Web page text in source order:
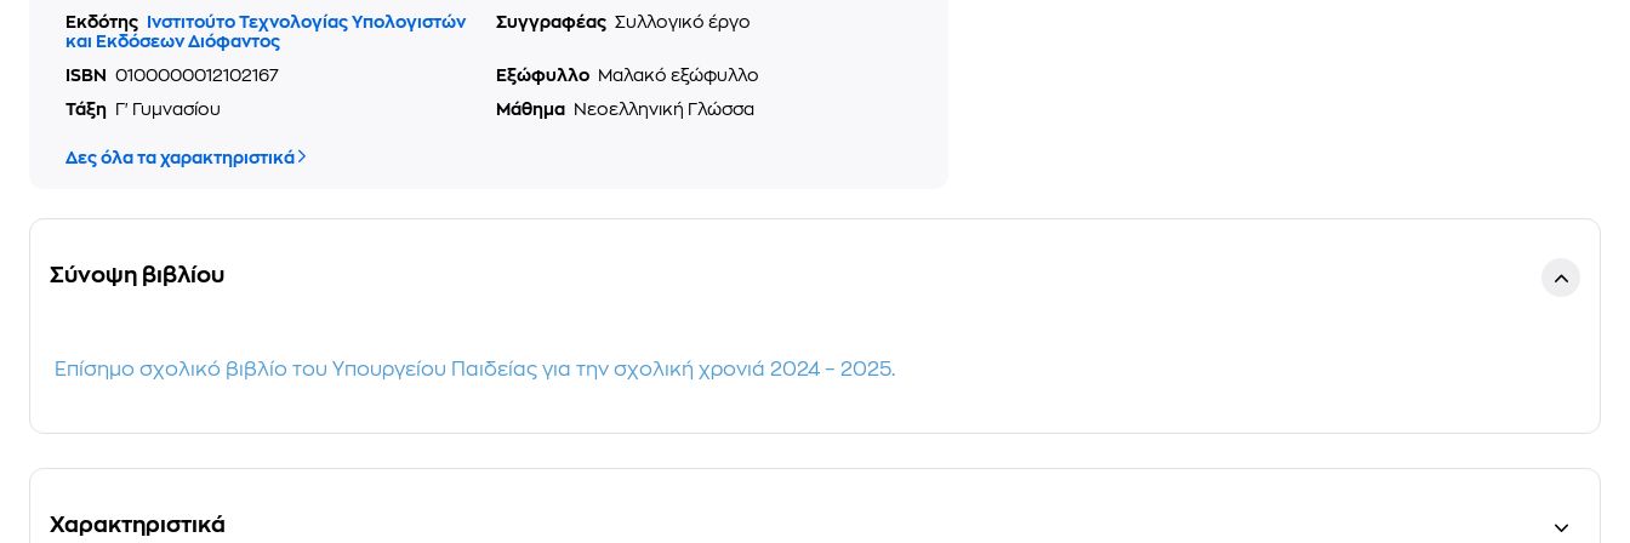
Εκδότης
Ινστιτούτο Τεχνολογίας Υπολογιστών
και Εκδόσεων Διόφαντος
Συγγραφέας Συλλογικό έργο
ISBN 0100000012102167 Εξώφυλλο
Μαλακό εξώφυλλο
Τάξη
Γ' Γυμνασίου Μάθημα Νεοελληνική Γλώσσα
Δες όλα τα χαρακτηριστικά
Σύνοψη βιβλίου
Επίσημο σχολικό βιβλίο του Υπουργείου Παιδείας για την σχολική χρονιά 2024 – 2025.
Χαρακτηριστικά